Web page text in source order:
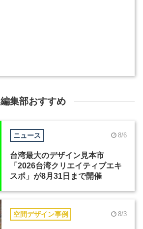
編集部おすすめ
ニュース 8/6
台湾最大のデザイン見本市
「2026台湾クリエイティブエキ
スポ」が8月31日まで開催
空間デザイン事例 8/3